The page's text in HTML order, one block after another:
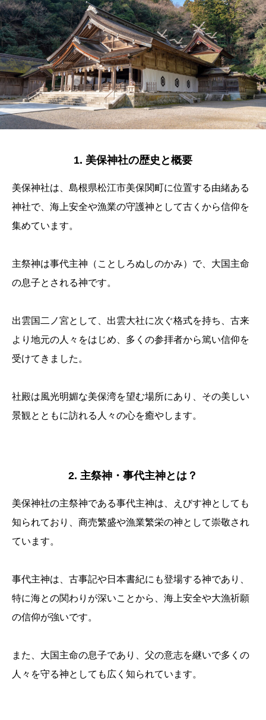
1. 美保神社の歴史と概要
美保神社は、島根県松江市美保関町に位置する由緒ある
神社で、海上安全や漁業の守護神として古くから信仰を
集めています。
主祭神は事代主神（ことしろぬしのかみ）で、大国主命
の息子とされる神です。
出雲国二ノ宮として、出雲大社に次ぐ格式を持ち、古来
より地元の人々をはじめ、多くの参拝者から篤い信仰を
受けてきました。
社殿は風光明媚な美保湾を望む場所にあり、その美しい
景観とともに訪れる人々の心を癒やします。
2. 主祭神・事代主神とは？
美保神社の主祭神である事代主神は、えびす神としても
知られており、商売繁盛や漁業繁栄の神として崇敬され
ています。
事代主神は、古事記や日本書紀にも登場する神であり、
特に海との関わりが深いことから、海上安全や大漁祈願
の信仰が強いです。
また、大国主命の息子であり、父の意志を継いで多くの
人々を守る神としても広く知られています。